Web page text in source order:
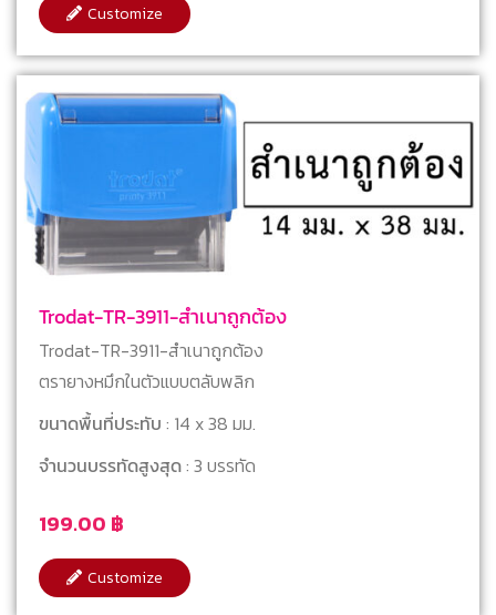
Customize
Trodat-TR-3911-สำเนาถูกต้อง
199.00 ฿
Trodat-TR-3911-สำเนาถูกต้อง
ตรายางหมึกในตัวแบบตลับพลิก
ขนาดพื้นที่ประทับ : 14 x 38 มม.
จำนวนบรรทัดสูงสุด: 3 บรรทัด
Customize